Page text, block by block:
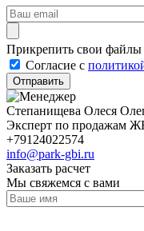
Прикрепить свои файлы
Cогласие с
Отправить
Степанищева Олеся
Эксперт по продажам
+79124022574
info@park-gbi.ru
Заказать расчет
Мы свяжемся с вами